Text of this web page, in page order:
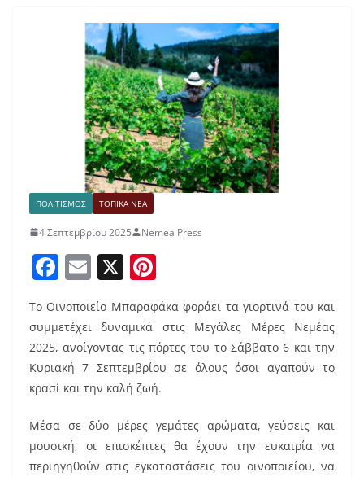
ΠΟΛΙΤΙΣΜΟΣ ΤΟΠΙΚΑ ΝΕΑ
4 Σεπτεμβρίου 2025 Nemea Press
F
c
e
b
o
o
k
E
m
ai
l
X
nt
er
e
st
Το Οινοποιείο Μπαραφάκα φοράει τα γιορτινά του και
συμμετέχει δυναμικά στις Μεγάλες Μέρες Νεμέας
2025, ανοίγοντας τις πόρτες του το Σάββατο 6 και την
Κυριακή 7 Σεπτεμβρίου σε όλους όσοι αγαπούν το
κρασί και την καλή ζωή.
Μέσα σε δύο μέρες γεμάτες αρώματα, γεύσεις και
μουσική, οι επισκέπτες θα έχουν την ευκαιρία να
περιηγηθούν στις εγκαταστάσεις του οινοποιείου, να